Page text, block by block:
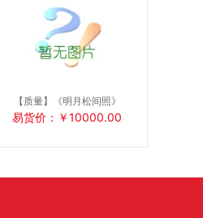
【质量】《明月松间照》
易货价：￥10000.00